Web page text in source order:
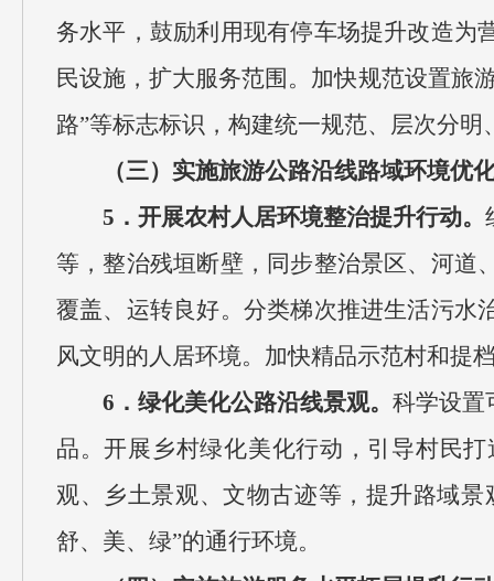
务水平，鼓励利用现有停车场提升改造为
民设施，扩大服务范围。加快规范设置旅
路”等标志标识，构建统一规范、层次分
（三）实施旅游公路沿线路域环境优
5．开展农村人居环境整治提升行动。
等，整治残垣断壁，同步整治景区、河道
覆盖、运转良好。分类梯次推进生活污水
风文明的人居环境。加快精品示范村和提
6．绿化美化公路沿线景观。 科学设置
品。开展乡村绿化美化行动，引导村民
观、乡土景观、文物古迹等，提升路域
舒、美、绿”的通行环境。